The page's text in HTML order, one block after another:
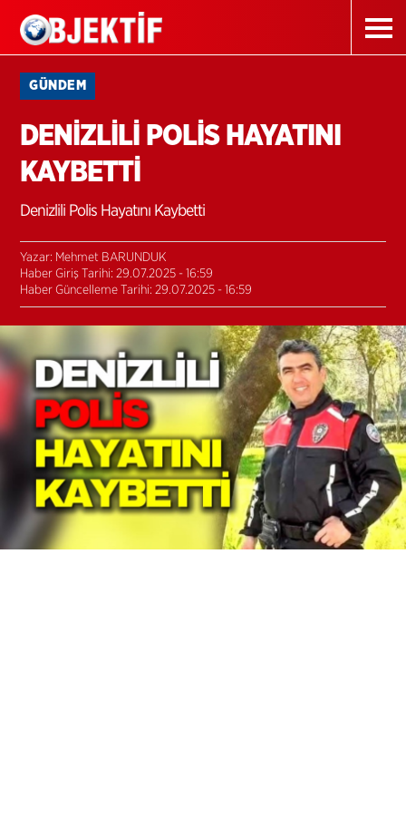
GÜNDEM
DENİZLİLİ POLİS HAYATINI
KAYBETTİ
Denizlili Polis Hayatını Kaybetti
Yazar: Mehmet BARUNDUK
Haber Giriş Tarihi: 29.07.2025 - 16:59
Haber Güncelleme Tarihi: 29.07.2025 - 16:59